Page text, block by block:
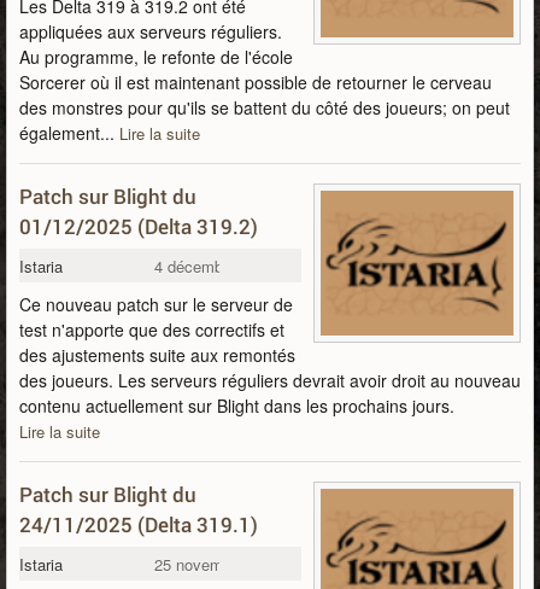
Les Delta 319 à 319.2 ont été
appliquées aux serveurs réguliers.
Au programme, le refonte de l'école
Sorcerer où il est maintenant possible de retourner le cerveau
des monstres pour qu'ils se battent du côté des joueurs; on peut
également... Lire la suite
Patch sur Blight du
01/12/2025 (Delta 319.2)
Istaria 4 décembre 2025
Ce nouveau patch sur le serveur de
test n'apporte que des correctifs et
des ajustements suite aux remontés
des joueurs. Les serveurs réguliers devrait avoir droit au nouveau
contenu actuellement sur Blight dans les prochains jours.
Lire la suite
Patch sur Blight du
24/11/2025 (Delta 319.1)
Istaria 25 novembre 2025